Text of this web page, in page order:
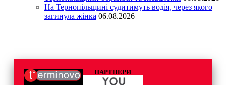
На Тернопільщині судитимуть водія, через якого
загинула жінка 06.08.2026
ПАРТНЕРИ